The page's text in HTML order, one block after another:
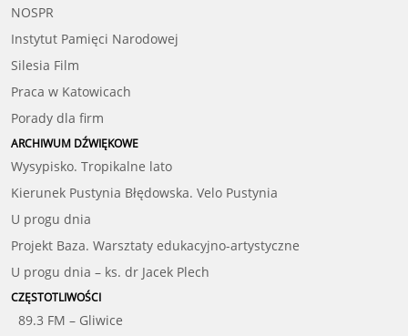
NOSPR
Instytut Pamięci Narodowej
Silesia Film
Praca w Katowicach
Porady dla firm
ARCHIWUM DŹWIĘKOWE
Wysypisko. Tropikalne lato
Kierunek Pustynia Błędowska. Velo Pustynia
U progu dnia
Projekt Baza. Warsztaty edukacyjno-artystyczne
U progu dnia – ks. dr Jacek Plech
CZĘSTOTLIWOŚCI
89.3 FM – Gliwice